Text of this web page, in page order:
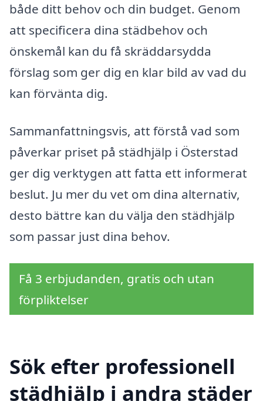
både ditt behov och din budget. Genom
att specificera dina städbehov och
önskemål kan du få skräddarsydda
förslag som ger dig en klar bild av vad du
kan förvänta dig.
Sammanfattningsvis, att förstå vad som
påverkar priset på städhjälp i Österstad
ger dig verktygen att fatta ett informerat
beslut. Ju mer du vet om dina alternativ,
desto bättre kan du välja den städhjälp
som passar just dina behov.
Få 3 erbjudanden, gratis och utan
förpliktelser
Sök efter professionell
städhjälp i andra städer